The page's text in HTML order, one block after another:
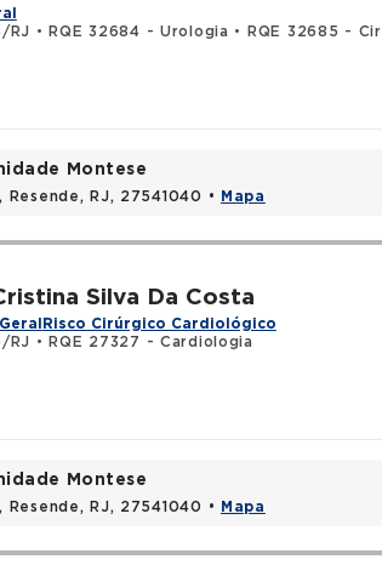
RJ • RQE 32684 - Urologia •
RQE 32685 - Cirurgia geral
Montese
Resende, RJ, 27541040 • Mapa
Silva Da Costa
Risco Cirúrgico Cardiológico
RJ •
RQE 27327 - Cardiologia
Montese
Resende, RJ, 27541040 • Mapa